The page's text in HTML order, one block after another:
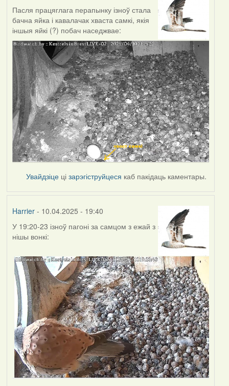
Пасля працяглага перапынку ізноў стала
бачна яйка і кавалачак хваста самкі, якія
іншыя яйкі (?) побач наседжвае:
Увайдзіце цізарэгіструйцеся каб пакідаць каментары.
Harrier- 10.04.2025 - 19:40
У 19:20-23 ізноў пагоні за самцом з ежай з
нішы вонкі: